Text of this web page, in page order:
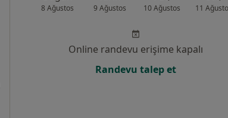
8 Ağustos 9 Ağustos 10 Ağustos 11
Online randevu erişime kapalı
Randevu talep et